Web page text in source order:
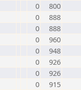
0
800
0
888
0
888
0
960
0
948
0
926
0
926
0
915